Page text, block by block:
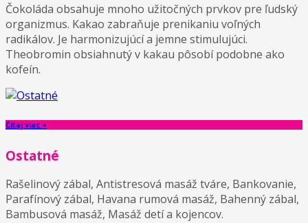
Čokoláda obsahuje mnoho užitočných prvkov pre ľudský
organizmus. Kakao zabraňuje prenikaniu voľných
radikálov. Je harmonizujúcí a jemne stimulujúci.
Theobromin obsiahnutý v kakau pôsobí podobne ako
kofeín.
Čítaj viac +
Ostatné
Rašelinový zábal, Antistresová masáž tváre, Bankovanie,
Parafínový zábal, Havana rumová masáž, Bahenný zábal,
Bambusová masáž, Masáž detí a kojencov.